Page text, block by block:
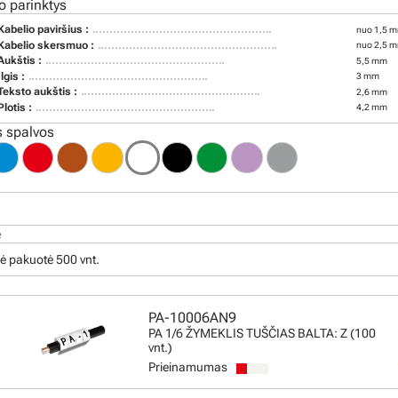
parinktys
paviršius : nuo 1,5
skersmuo : nuo 2,5
: 5,5 mm
: 3 mm
aukštis : 2,6 mm
: 4,2 mm
spalvos
pakuotė 500 vnt.
PA-10006AN9
PA 1/6 ŽYMEKLIS TUŠČIAS BALTA: Z (100
vnt.)
Prieinamumas